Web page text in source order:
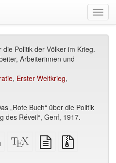
die Politik der Völker im Krieg.
Arbeiterinnen und
, Erster Weltkrieg,
„Rote Buch“ über die Politik
des Réveil“, Genf, 1917.
Reines
HTML
XeLaTex
Quelle
reine
Textquelle